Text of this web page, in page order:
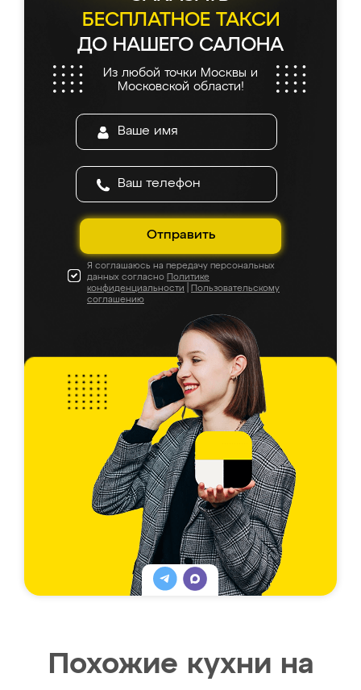
БЕСПЛАТНОЕ ТАКСИ
ДО НАШЕГО САЛОНА
Из любой точки Москвы и
Московской области!
Отправить
Я соглашаюсь на передачу персональных
данных согласно Политике
конфиденциальности
Пользовательскому
соглашению
Похожие кухни на